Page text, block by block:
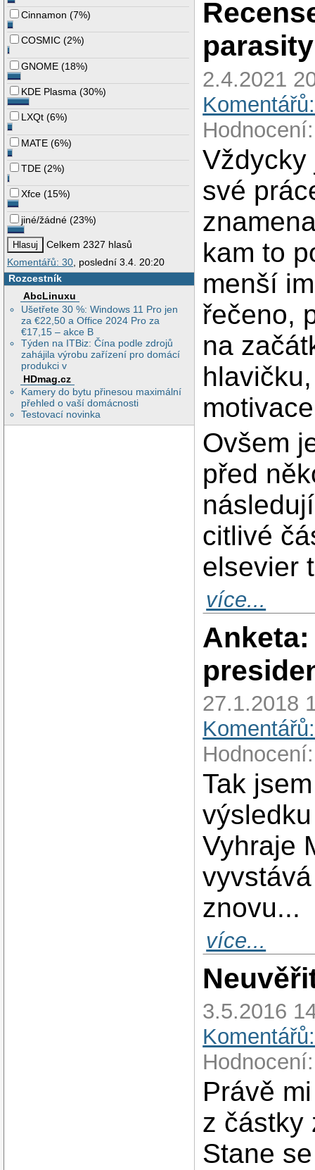
Cinnamon (7%)
COSMIC (2%)
GNOME (18%)
KDE Plasma (30%)
LXQt (6%)
MATE (6%)
TDE (2%)
Xfce (15%)
jiné/žádné (23%)
Celkem 2327 hlasů
Komentářů: 30, poslední 3.4. 20:20
Rozcestník
AbcLinuxu
Ušetřete 30 %: Windows 11 Pro jen
za €22,50 a Office 2024 Pro za
€17,15 – akce B
Týden na ITBiz: Čína podle zdrojů
zahájila výrobu zařízení pro domácí
produkci v
HDmag.cz
Kamery do bytu přinesou maximální
přehled o vaší domácnosti
Testovací novinka
parasity
2.4.2021
Vždycky
své
kam to
menší
řečeno,
na
Ovšem
před
citlivé
elsevier
více...
27.1.2018
Tak
Vyhraje
znovu...
více...
3.5.2016
Právě
z částky
Stane